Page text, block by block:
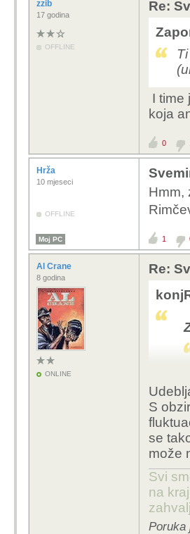
zzib
17 godina
OFFLINE
Re:
I time
koja
0
Hrža
10 mjeseci
OFFLINE
Hmm,
Moj PC 1
Al Crane
8 godina
ONLINE
Re:
S
se
može
Svi
na
Poruka